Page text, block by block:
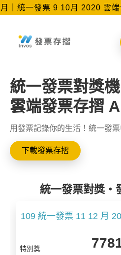
｜統一發票 9 10月 2020 雲
統一發票對獎機
雲端發票存摺
用發票記錄你的生活！統一發
下載發票存摺
統一發票對獎‧
109 統一發票 11 12 月
特別獎